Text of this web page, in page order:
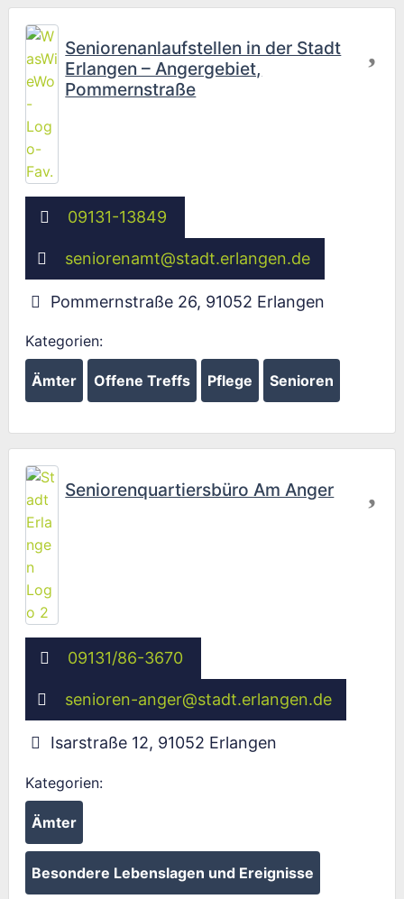
Seniorenanlaufstellen in der Stadt
Erlangen – Angergebiet,
Pommernstraße
09131-13849
seniorenamt@stadt.erlangen.de
Pommernstraße 26, 91052 Erlangen
Kategorien:
Ämter Offene Treffs Pflege Senioren
Seniorenquartiersbüro Am Anger
09131/86-3670
senioren-anger@stadt.erlangen.de
Isarstraße 12, 91052 Erlangen
Kategorien:
Ämter
Besondere Lebenslagen und Ereignisse